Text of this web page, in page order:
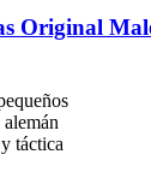
Original
táctica